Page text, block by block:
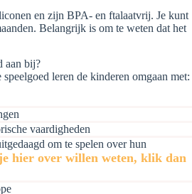
en zijn BPA- en ftalaatvrij. Je kunt
Belangrijk is om te weten dat het
aan bij?
leren de kinderen omgaan met:
vaardigheden
om te spelen over hun
hier over willen weten, klik dan